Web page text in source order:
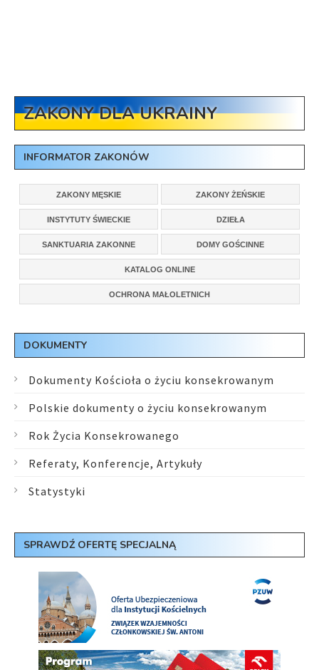
ZAKONY DLA UKRAINY
INFORMATOR ZAKONÓW
ZAKONY MĘSKIE ZAKONY ŻEŃSKIE
INSTYTUTY ŚWIECKIE DZIEŁA
SANKTUARIA ZAKONNE DOMY GOŚCINNE
KATALOG ONLINE
OCHRONA MAŁOLETNICH
DOKUMENTY
Dokumenty Kościoła o życiu konsekrowanym
Polskie dokumenty o życiu konsekrowanym
Rok Życia Konsekrowanego
Referaty, Konferencje, Artykuły
Statystyki
SPRAWDŹ OFERTĘ SPECJALNĄ